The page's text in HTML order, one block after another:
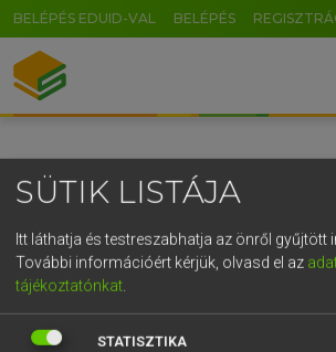
BELÉPÉS EDUID-VAL BELÉPÉS
SÜTIK LISTÁJA
Itt láthatja és testreszabhatja az önről gyűjtött
További információért kérjük, olvasd el az
tájékoztatónkat
STATISZTIKA
GR
5
g h k l
v b n m , . -